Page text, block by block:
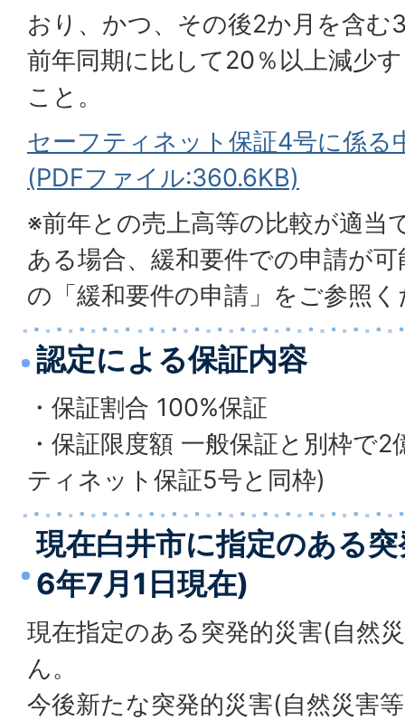
おり、かつ、その後2か月を含む
前年同期に比して20％以上減少
こと。
セーフティネット保証4号に係る
(PDFファイル:360.6KB)
※前年との売上高等の比較が適当
ある場合、緩和要件での申請が
の「緩和要件の申請」をご参照
認定による保証内容
・保証割合 100%保証
・保証限度額 一般保証と別枠で
ティネット保証5号と同枠)
現在白井市に指定のある
6年7月1日現在)
現在指定のある突発的災害(自然
ん。
今後新たな突発的災害(自然災害